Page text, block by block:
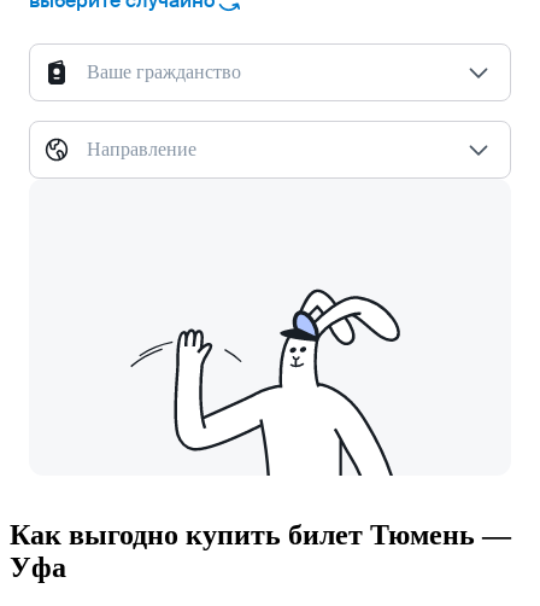
Ваше гражданство
Направление
Как выгодно купить билет Тюмень —
Уфа